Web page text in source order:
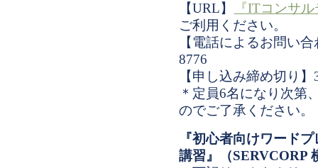
【URL】
『ITコンサ
ご利用ください。
【電話によるお問い
8776
【申し込み締め切り
＊定員6名になり次第
のでご了承ください。
『初心者向けワード
講習』（SERVCORP